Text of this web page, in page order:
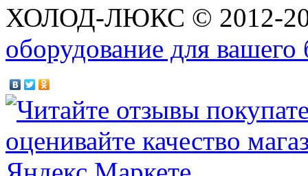
ХОЛОД-ЛЮКС © 2012-
оборудование для вашего